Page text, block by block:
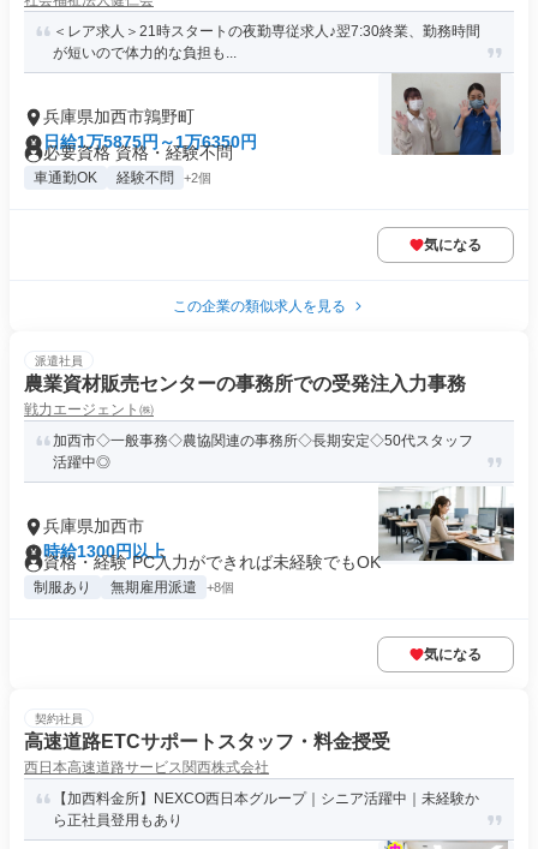
＜レア求人＞21時スタートの夜勤専従求人♪翌7:30終業、勤務時間
が短いので体力的な負担も...
兵庫県加西市鶉野町
日給1万5875円～1万6350円
必要資格 資格・経験不問
車通勤OK 経験不問 +2個
気になる
この企業の類似求人を見る
派遣社員
農業資材販売センターの事務所での受発注入力事務
戦力エージェント㈱
加西市◇一般事務◇農協関連の事務所◇長期安定◇50代スタッフ
活躍中◎
兵庫県加西市
時給1300円以上
資格・経験 PC入力ができれば未経験でもOK
制服あり 無期雇用派遣 +8個
気になる
契約社員
高速道路ETCサポートスタッフ・料金授受
西日本高速道路サービス関西株式会社
【加西料金所】NEXCO西日本グループ｜シニア活躍中｜未経験か
ら正社員登用もあり